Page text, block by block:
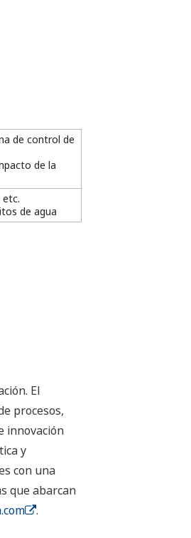
de control de
de la
etc.
de agua
El
procesos,
innovación
y
con una
que abarcan
.